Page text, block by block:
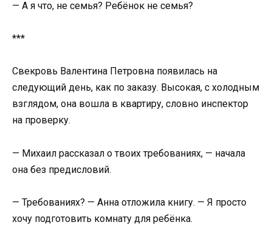
— А я что, не семья? Ребёнок не семья?
***
Свекровь Валентина Петровна появилась на
следующий день, как по заказу. Высокая, с холодным
взглядом, она вошла в квартиру, словно инспектор
на проверку.
— Михаил рассказал о твоих требованиях, — начала
она без предисловий.
— Требованиях? — Анна отложила книгу. — Я просто
хочу подготовить комнату для ребёнка.